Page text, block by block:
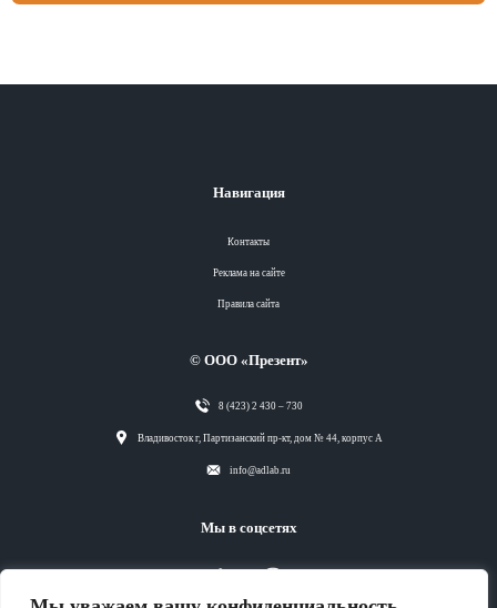
Навигация
Контакты
Реклама на сайте
Правила сайта
© ООО «Презент»
8 (423) 2 430 – 730
Владивосток г, Партизанский пр-кт, дом № 44, корпус А
info@adlab.ru
Мы в соцсетях